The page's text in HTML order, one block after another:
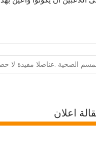
الصحية .عناصلا مفيدة لا
اعلان